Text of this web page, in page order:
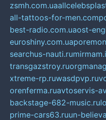
zsmh.com.ua
all-tattoos-for-men.com
best-radio.com.uaost-
euroshiny.com.ua
searchus-nauti.ru
transgazstroy.ru
xtreme-rp.ruwasdpvp.ru
orenferma.ruavtoservis-
backstage-682-music.ru
prime-cars63.ruun-